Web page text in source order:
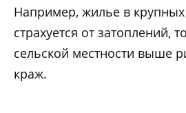
Например, жилье в
страхуется от затоплений,
сельской местности выше
краж.